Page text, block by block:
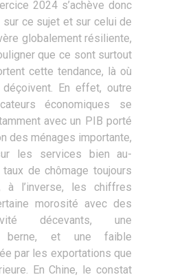
2024 s’achève donc
ce sujet et sur celui de
globalement résiliente,
que ce sont surtout
cette tendance, là où
déçoivent. En effet, outre
économiques se
avec un PIB porté
des ménages importante,
les services bien au-
de chômage toujours
à l’inverse, les chiffres
morosité avec des
décevants, une
berne, et une faible
par les exportations que
En Chine, le constat